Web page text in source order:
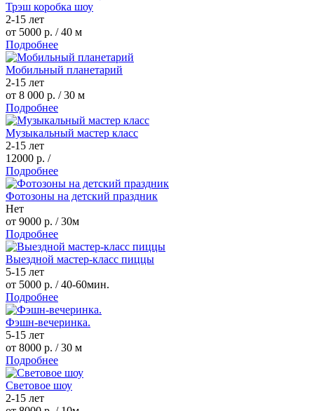
Трэш коробка шоу
2-15 лет
от 5000 р. / 40 м
Подробнее
Мобильный планетарий
2-15 лет
от 8 000 р. / 30 м
Подробнее
Музыкальный мастер класс
2-15 лет
12000 р. /
Подробнее
Фотозоны на детский праздник
Нет
от 9000 р. / 30м
Подробнее
Выездной мастер-класс пиццы
5-15 лет
от 5000 р. / 40-60мин.
Подробнее
Фэшн-вечеринка.
5-15 лет
от 8000 р. / 30 м
Подробнее
Световое шоу
2-15 лет